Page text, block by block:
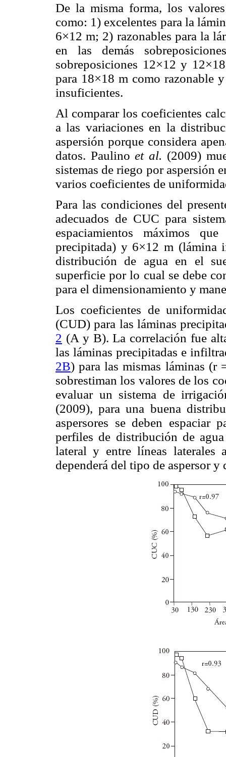
De la misma forma, los
como: 1) excelentes para la
6×12 m; 2) razonables para la
en las demás
sobreposiciones 12×12 y
para 18×18 m como razonable
insuficientes.
Al comparar los coeficientes
a las variaciones en la
aspersión porque considera
datos. Paulinoet al. (2009)
sistemas de riego por aspersión
varios coeficientes de
Para las condiciones del
adecuados de CUC para
espaciamientos máximos
precipitada) y 6×12 m (lámina
distribución de agua en el
superficie por lo cual se debe
para el dimensionamiento y
Los coeficientes de
(CUD) para las láminas
2 (A y B). La correlación fue
las láminas precipitadas e
2B) para las mismas láminas (r
sobrestiman los valores de los
evaluar un sistema de
(2009), para una buena
aspersores se deben espaciar
perfiles de distribución de
lateral y entre líneas
dependerá del tipo de aspersor